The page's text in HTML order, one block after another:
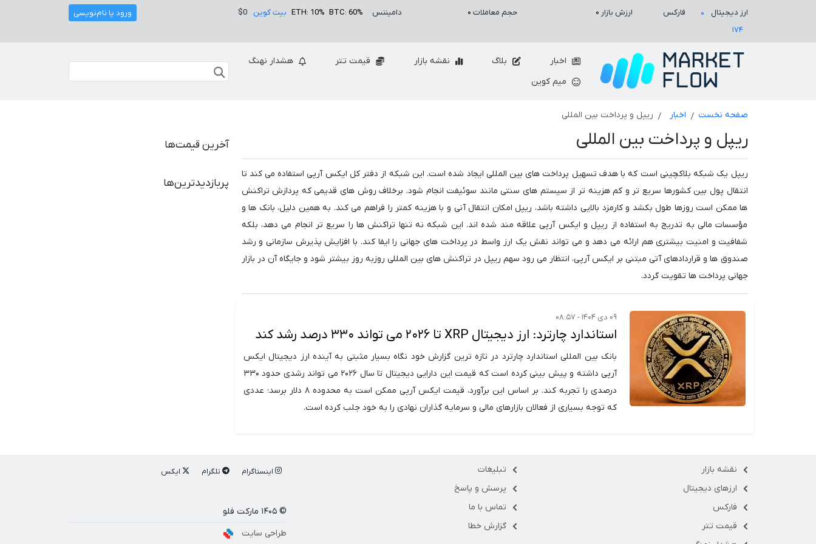
ارز دیجیتال ۰
فارکس
۱۷۴
ارزش بازار ۰ حجم معاملات ۰ دامیننس BTC: 60%
ETH: 10% بیت کوین $0 ورود یا نام‌نویسی
اخبار بلاگ نقشه بازار قیمت تتر
هشدار نهنگ
میم کوین
صفحه نخست اخبار ریپل و پرداخت بین المللی
ریپل و پرداخت بین المللی
ریپل یک شبکه بلاکچینی است که با هدف تسهیل پرداخت های بین المللی ایجاد شده است. این شبکه از دفتر کل ایکس آرپی استفاده می کند تا
انتقال پول بین کشورها سریع تر و کم هزینه تر از سیستم های سنتی مانند سوئیفت انجام شود. برخلاف روش های قدیمی که پردازش تراکنش
ها ممکن است روزها طول بکشد و کارمزد بالایی داشته باشد، ریپل امکان انتقال آنی و با هزینه کمتر را فراهم می کند. به همین دلیل، بانک ها و
مؤسسات مالی به تدریج به استفاده از ریپل و ایکس آرپی علاقه مند شده اند. این شبکه نه تنها تراکنش ها را سریع تر انجام می دهد، بلکه
شفافیت و امنیت بیشتری هم ارائه می دهد و می تواند نقش یک ارز واسط در پرداخت های جهانی را ایفا کند. با افزایش پذیرش سازمانی و رشد
صندوق ها و قراردادهای آتی مبتنی بر ایکس آرپی، انتظار می رود سهم ریپل در تراکنش های بین المللی روزبه روز بیشتر شود و جایگاه آن در بازار
جهانی پرداخت ها تقویت گردد.
۰۹ دی ۱۴۰۴ - ۰۸:۵۷
استاندارد چارترد: ارز دیجیتال XRP تا ۲۰۲۶ می تواند ۳۳۰ درصد رشد کند
بانک بین المللی استاندارد چارترد در تازه ترین گزارش خود نگاه بسیار مثبتی به آینده ارز دیجیتال ایکس
آرپی داشته و پیش بینی کرده است که قیمت این دارایی دیجیتال تا سال ۲۰۲۶ می تواند رشدی حدود ۳۳۰
درصدی را تجربه کند. بر اساس این برآورد، قیمت ایکس آرپی ممکن است به محدوده ۸ دلار برسد؛ عددی
که توجه بسیاری از فعالان بازارهای مالی و سرمایه گذاران نهادی را به خود جلب کرده است.
آخرین قیمت‌ها
پربازدیدترین‌ها
نقشه بازار
ارزهای دیجیتال
فارکس
قیمت تتر
تبلیغات
پرسش و پاسخ
تماس با ما
گزارش خطا
اینستاگرام تلگرام ایکس
© ۱۴۰۵ مارکت فلو
طراحی سایت